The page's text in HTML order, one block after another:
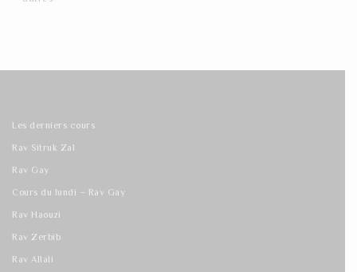
Les derniers cours
Rav Sitruk Zal
Rav Gay
Cours du lundi – Rav Gay
Rav Haouzi
Rav Zerbib
Rav Allali